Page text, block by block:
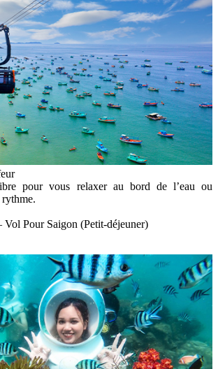
pour vous relaxer au bord de l’eau ou
Vol Pour Saigon (Petit-déjeuner)